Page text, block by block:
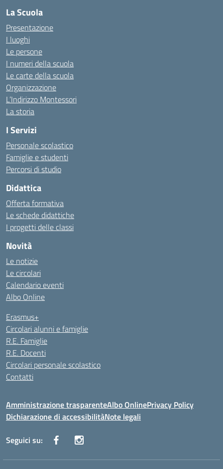
La Scuola
Presentazione
I luoghi
Le persone
I numeri della scuola
Le carte della scuola
Organizzazione
L’Indirizzo Montessori
La storia
I Servizi
Personale scolastico
Famiglie e studenti
Percorsi di studio
Didattica
Offerta formativa
Le schede didattiche
I progetti delle classi
Novità
Le notizie
Le circolari
Calendario eventi
Albo Online
Erasmus+
Circolari alunni e famiglie
R.E. Famiglie
R.E. Docenti
Circolari personale scolastico
Contatti
Amministrazione trasparenteAlbo OnlinePrivacy Policy
Dichiarazione di accessibilitàNote legali
Seguici su: